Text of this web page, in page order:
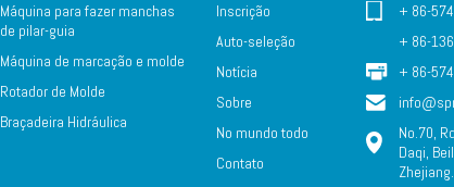
Máquina para fazer manchas
de pilar-guia
Máquina de marcação e molde
Rotador de Molde
Braçadeira Hidráulica
Inscrição
Auto-seleção
Notícia
Sobre
No mundo todo
Contato
+ 86-
+ 86-
+ 86-
No.70,
Daqi,